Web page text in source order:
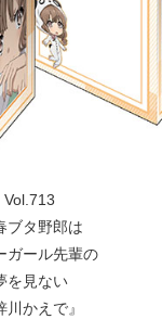
Vol.713
ブタ野郎は
ガール先輩の
を見ない
川かえで』